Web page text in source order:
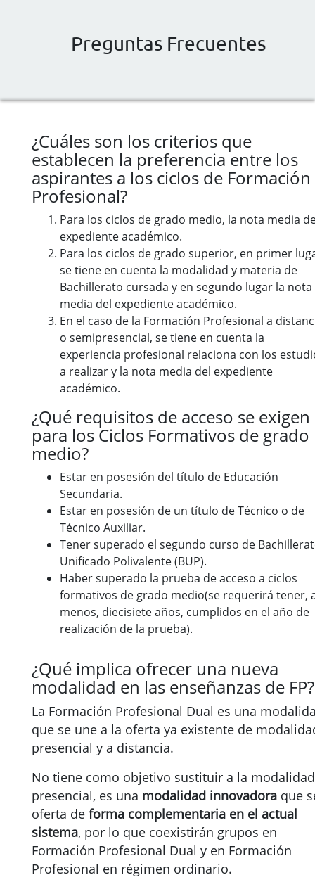
Preguntas Frecuentes
¿Cuáles son los criterios que
establecen la preferencia entre los
aspirantes a los ciclos de Formación
Profesional?
Para los ciclos de grado medio, la nota media
expediente académico.
Para los ciclos de grado superior, en primer
se tiene en cuenta la modalidad y materia de
Bachillerato cursada y en segundo lugar la nota
media del expediente académico.
En el caso de la Formación Profesional a
o semipresencial, se tiene en cuenta la
experiencia profesional relaciona con los
a realizar y la nota media del expediente
académico.
¿Qué requisitos de acceso se exigen
para los Ciclos Formativos de grado
medio?
Estar en posesión del título de Educación
Secundaria.
Estar en posesión de un título de Técnico o de
Técnico Auxiliar.
Tener superado el segundo curso de
Unificado Polivalente (BUP).
Haber superado la prueba de acceso a ciclos
formativos de grado medio(se requerirá tener,
menos, diecisiete años, cumplidos en el año de
realización de la prueba).
¿Qué implica ofrecer una nueva
modalidad en las enseñanzas de FP?
La Formación Profesional Dual es una
que se une a la oferta ya existente de
presencial y a distancia.
No tiene como objetivo sustituir a la modalidad
presencial, es una modalidad innovadora que
oferta de forma complementaria en el actual
sistema, por lo que coexistirán grupos en
Formación Profesional Dual y en Formación
Profesional en régimen ordinario.